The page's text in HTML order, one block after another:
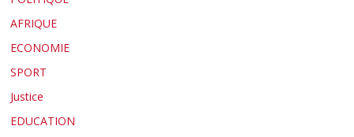
AFRIQUE
ECONOMIE
SPORT
Justice
EDUCATION